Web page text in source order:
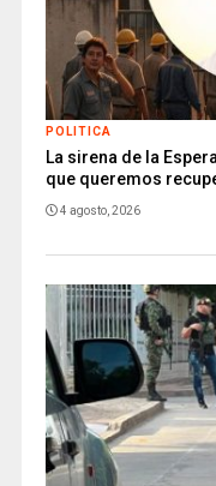
POLITICA
La sirena de la
que queremos
4 agosto, 2026